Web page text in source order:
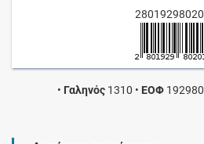
• Γαληνός1310 • ΕΟΦ